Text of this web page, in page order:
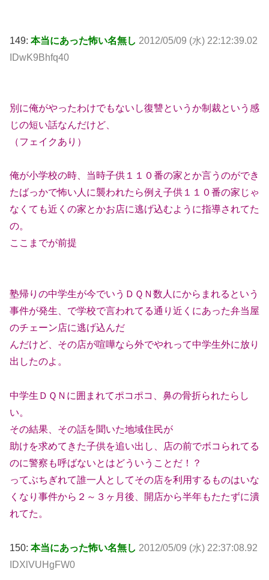
149: 本当にあった怖い名無し 2012/05/09 (水) 22:12:39.02
IDwK9Bhfq40
別に俺がやったわけでもないし復讐というか制裁という感
じの短い話なんだけど、
（フェイクあり）
俺が小学校の時、当時子供１１０番の家とか言うのができ
たばっかで怖い人に襲われたら例え子供１１０番の家じゃ
なくても近くの家とかお店に逃げ込むように指導されてた
の。
ここまでが前提
塾帰りの中学生が今でいうＤＱＮ数人にからまれるという
事件が発生、で学校で言われてる通り近くにあった弁当屋
のチェーン店に逃げ込んだ
んだけど、その店が喧嘩なら外でやれって中学生外に放り
出したのよ。
中学生ＤＱＮに囲まれてポコポコ、鼻の骨折られたらし
い。
その結果、その話を聞いた地域住民が
助けを求めてきた子供を追い出し、店の前でボコられてる
のに警察も呼ばないとはどういうことだ！？
ってぶちぎれて誰一人としてその店を利用するものはいな
くなり事件から２～３ヶ月後、開店から半年もたたずに潰
れてた。
150: 本当にあった怖い名無し 2012/05/09 (水) 22:37:08.92
IDXlVUHgFW0